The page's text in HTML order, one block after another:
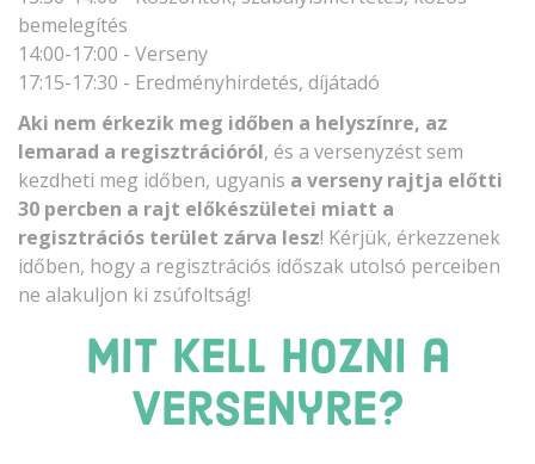
bemelegítés
14:00-17:00 - Verseny
17:15-17:30 - Eredményhirdetés, díjátadó
Aki nem érkezik meg időben a helyszínre, az
lemarad a regisztrációról, és a versenyzést sem
kezdheti meg időben, ugyanis a verseny rajtja előtti
30 percben a rajt előkészületei miatt a
regisztrációs terület zárva lesz! Kérjük, érkezzenek
időben, hogy a regisztrációs időszak utolsó perceiben
ne alakuljon ki zsúfoltság!
Mit kell hozni a
versenyre?